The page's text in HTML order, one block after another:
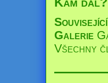
Související
Galerie
Všechny